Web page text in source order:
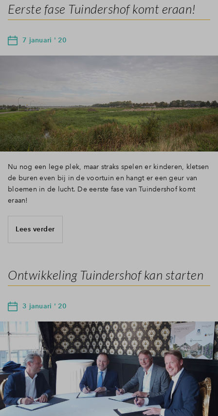
Eerste fase Tuindershof komt eraan!
7 januari ' 20
Nu nog een lege plek, maar straks spelen er kinderen, kletsen
de buren even bij in de voortuin en hangt er een geur van
bloemen in de lucht. De eerste fase van Tuindershof komt
eraan!
Lees verder
Ontwikkeling Tuindershof kan starten
3 januari ' 20